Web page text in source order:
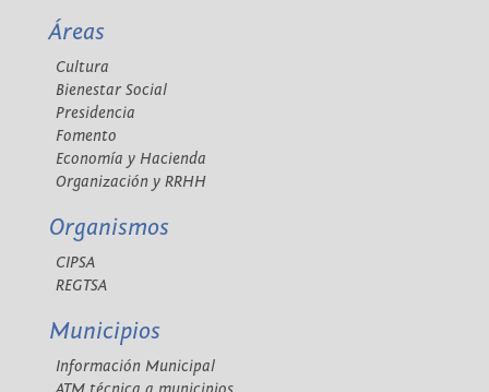
Áreas
Cultura
Bienestar Social
Presidencia
Fomento
Economía y Hacienda
Organización y RRHH
Organismos
CIPSA
REGTSA
Municipios
Información Municipal